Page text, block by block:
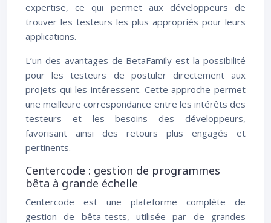
expertise, ce qui permet aux développeurs de
trouver les testeurs les plus appropriés pour leurs
applications.
L’un des avantages de BetaFamily est la possibilité
pour les testeurs de postuler directement aux
projets qui les intéressent. Cette approche permet
une meilleure correspondance entre les intérêts des
testeurs et les besoins des développeurs,
favorisant ainsi des retours plus engagés et
pertinents.
Centercode : gestion de programmes
bêta à grande échelle
Centercode est une plateforme complète de
gestion de bêta-tests, utilisée par de grandes